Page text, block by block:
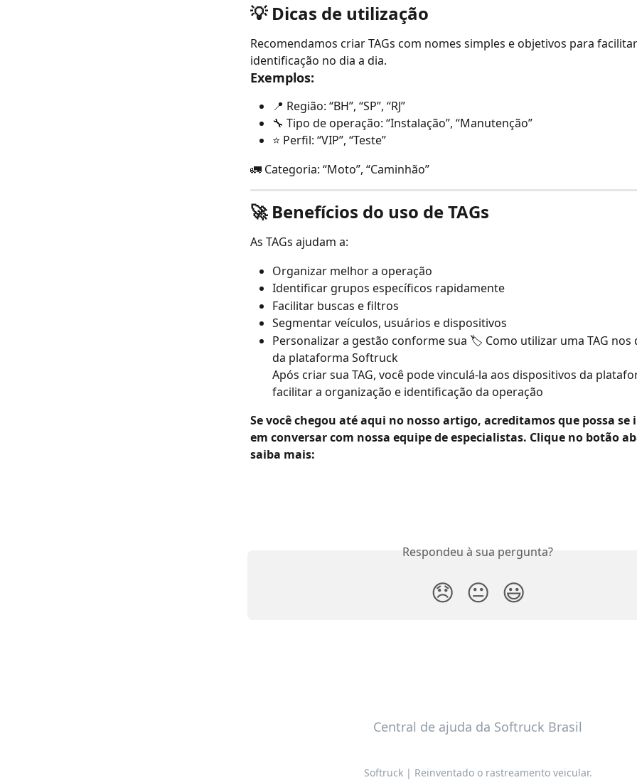
💡 Dicas de utilização
Recomendamos criar TAGs com nomes simples e objetivos para
identificação no dia a dia.
Exemplos:
📍 Região: “BH”, “SP”, “RJ”
🔧 Tipo de operação: “Instalação”, “Manutenção”
⭐ Perfil: “VIP”, “Teste”
🚛 Categoria: “Moto”, “Caminhão”
🚀 Benefícios do uso de TAGs
As TAGs ajudam a:
Organizar melhor a operação
Identificar grupos específicos rapidamente
Facilitar buscas e filtros
Segmentar veículos, usuários e dispositivos
Personalizar a gestão conforme sua 🏷️ Como utilizar uma TAG
da plataforma Softruck
Após criar sua TAG, você pode vinculá-la aos dispositivos da
facilitar a organização e identificação da operação
Se você chegou até aqui no nosso artigo, acreditamos que possa
em conversar com nossa equipe de especialistas. Clique no botão
saiba mais:
Respondeu à sua pergunta?
😞 😐 😃
Central de ajuda da Softruck Brasil
Softruck | Reinventado o rastreamento veicular.